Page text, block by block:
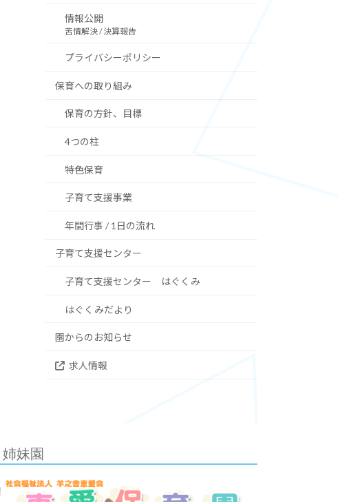
情報公開
苦情解決 / 決算報告
プライバシーポリシー
保育への取り組み
保育の方針、目標
4つの柱
特色保育
子育て支援事業
年間行事 / 1日の流れ
子育て支援センター
子育て支援センター はぐくみ
はぐくみだより
園からのお知らせ
求人情報
姉妹園